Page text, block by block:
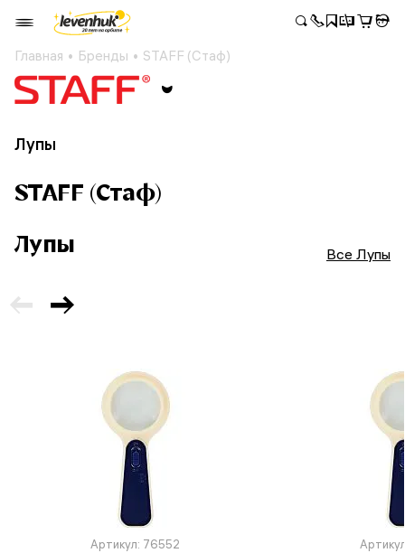
Главная Бренды STAFF (Стаф)
Лупы
STAFF (Стаф)
Лупы
Все Лупы
Артикул: 76552